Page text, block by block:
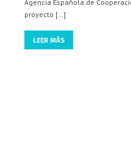
Agencia Española de
proyecto […]
LEER MÁS